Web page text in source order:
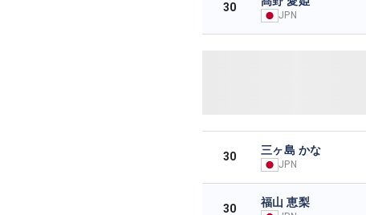
30
JPN
30 三ヶ島 かな
JPN
30 福山 恵梨